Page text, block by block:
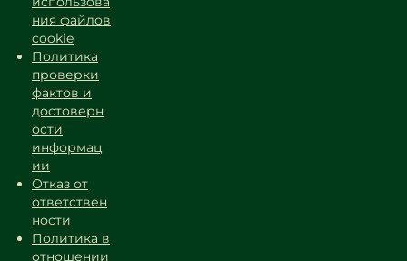
ния файлов
cookie
Политика
проверки
фактов и
достоверн
ости
информац
ии
Отказ от
ответствен
ности
Политика в
отношении